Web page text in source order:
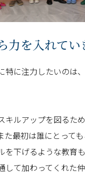
ら力を入れて
特に注力したいのは
ルアップを図るた
た最初は誰にとって
を下げるような教育も
て加わってくれた